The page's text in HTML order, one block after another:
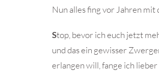
Nun alles fing vor Jahren
Stop, bevor ich euch jetzt
und das ein gewisser
erlangen will, fange ich